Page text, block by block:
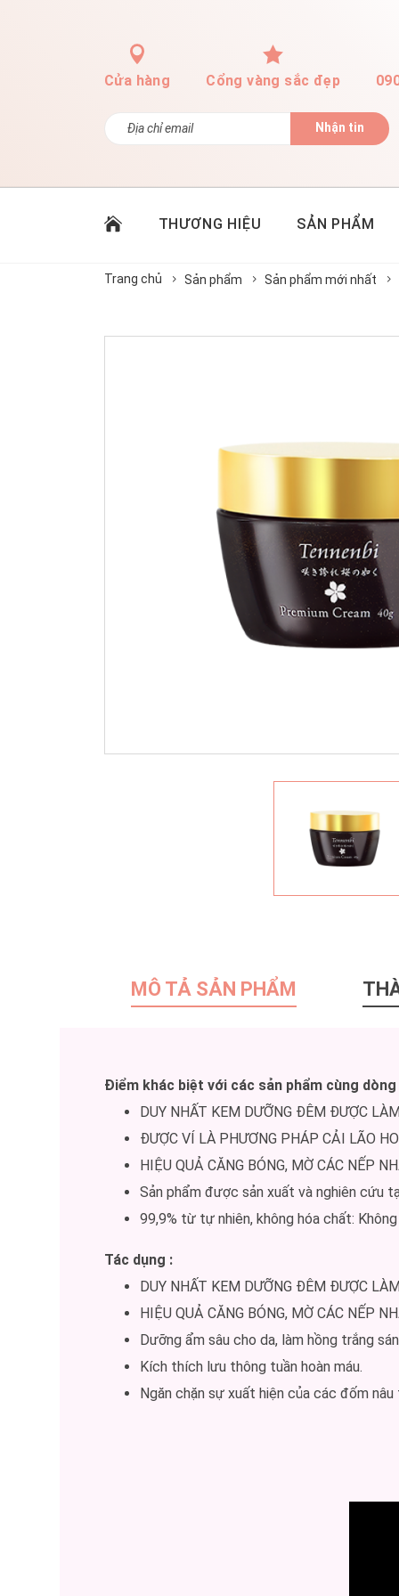
Cửa hàng Cổng vàng sắc đẹp
Nhận tin
THƯƠNG HIỆU SẢN PHẨM
Trang chủ Sản phẩm Sản phẩm mới nhất
MÔ TẢ SẢN PHẨM
Điểm khác biệt với các sản phẩm cùng
DUY NHẤT KEM DƯỠNG ĐÊM ĐƯỢC
ĐƯỢC VÍ LÀ PHƯƠNG PHÁP CẢI LÃO
HIỆU QUẢ CĂNG BÓNG, MỜ CÁC NẾP
Sản phẩm được sản xuất và nghiên cứu
99,9% từ tự nhiên, không hóa chất:
Tác dụng :
DUY NHẤT KEM DƯỠNG ĐÊM ĐƯỢC
HIỆU QUẢ CĂNG BÓNG, MỜ CÁC NẾP
Dưỡng ẩm sâu cho da, làm hồng trắng
Kích thích lưu thông tuần hoàn máu.
Ngăn chặn sự xuất hiện của các đốm nâu